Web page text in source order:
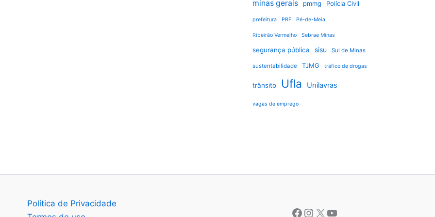
minas gerais pmmg Polícia Civil
prefeitura PRF Pé-de-Meia
Ribeirão Vermelho Sebrae Minas
segurança pública sisu Sul de Minas
sustentabilidade TJMG tráfico de drogas
trânsito Ufla Unilavras
vagas de emprego
Política de Privacidade